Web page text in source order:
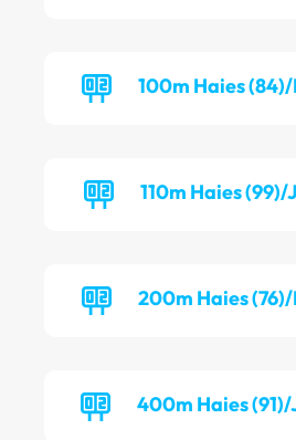
100m Haies
110m Haies (99)/
200m Haies
400m Haies (91)/